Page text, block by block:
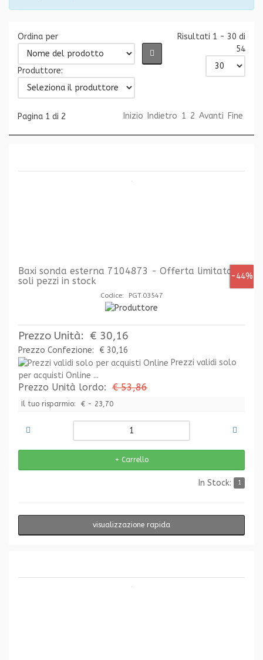
Ordina per
Produttore:
Risultati 1 - 30 di
54
Inizio Indietro 1 2 Avanti Fine
Pagina 1 di 2
-44%
Baxi sonda esterna 7104873 - Offerta limitata ai
soli pezzi in stock
Codice: PGT.03547
Prezzo Unità: € 30,16
Prezzo Confezione:
€ 30,16
Prezzi validi solo
per acquisti Online ...
Prezzo Unità lordo: € 53,86
Il tuo risparmio: € - 23,70
In Stock: 1
visualizzazione rapida